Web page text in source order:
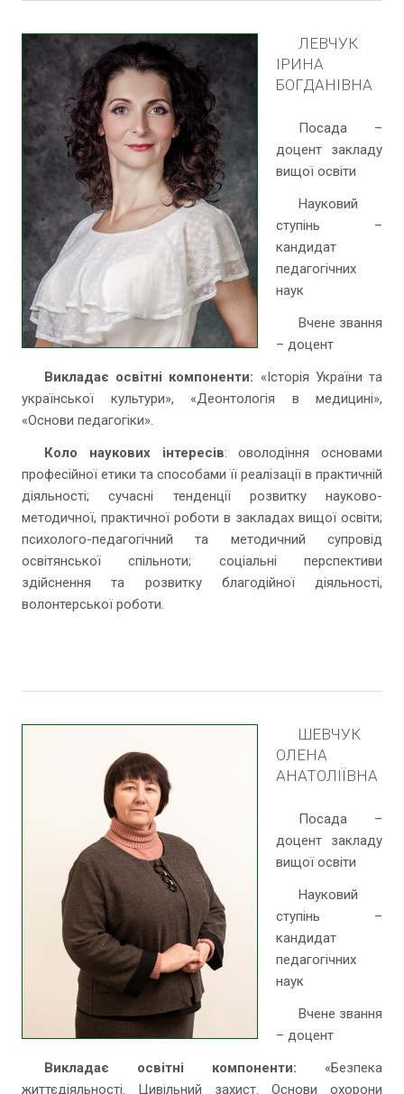
ЛЕВЧУК
ІРИНА
БОГДАНІВНА
Посада –
доцент закладу
вищої освіти
Науковий
ступінь –
кандидат
педагогічних
наук
Вчене звання
– доцент
Викладає освітні компоненти: «Історія України та
української культури», «Деонтологія в медицині»,
«Основи педагогіки».
Коло наукових інтересів: оволодіння основами
професійної етики та способами її реалізації в практичній
діяльності; сучасні тенденції розвитку науково-
методичної, практичної роботи в закладах вищої освіти;
психолого-педагогічний та методичний супровід
освітянської спільноти; соціальні перспективи
здійснення та розвитку благодійної діяльності,
волонтерської роботи.
ШЕВЧУК
ОЛЕНА
АНАТОЛІЇВНА
Посада –
доцент закладу
вищої освіти
Науковий
ступінь –
кандидат
педагогічних
наук
Вчене звання
– доцент
Викладає освітні компоненти: «Безпека
життєдіяльності. Цивільний захист. Основи охорони